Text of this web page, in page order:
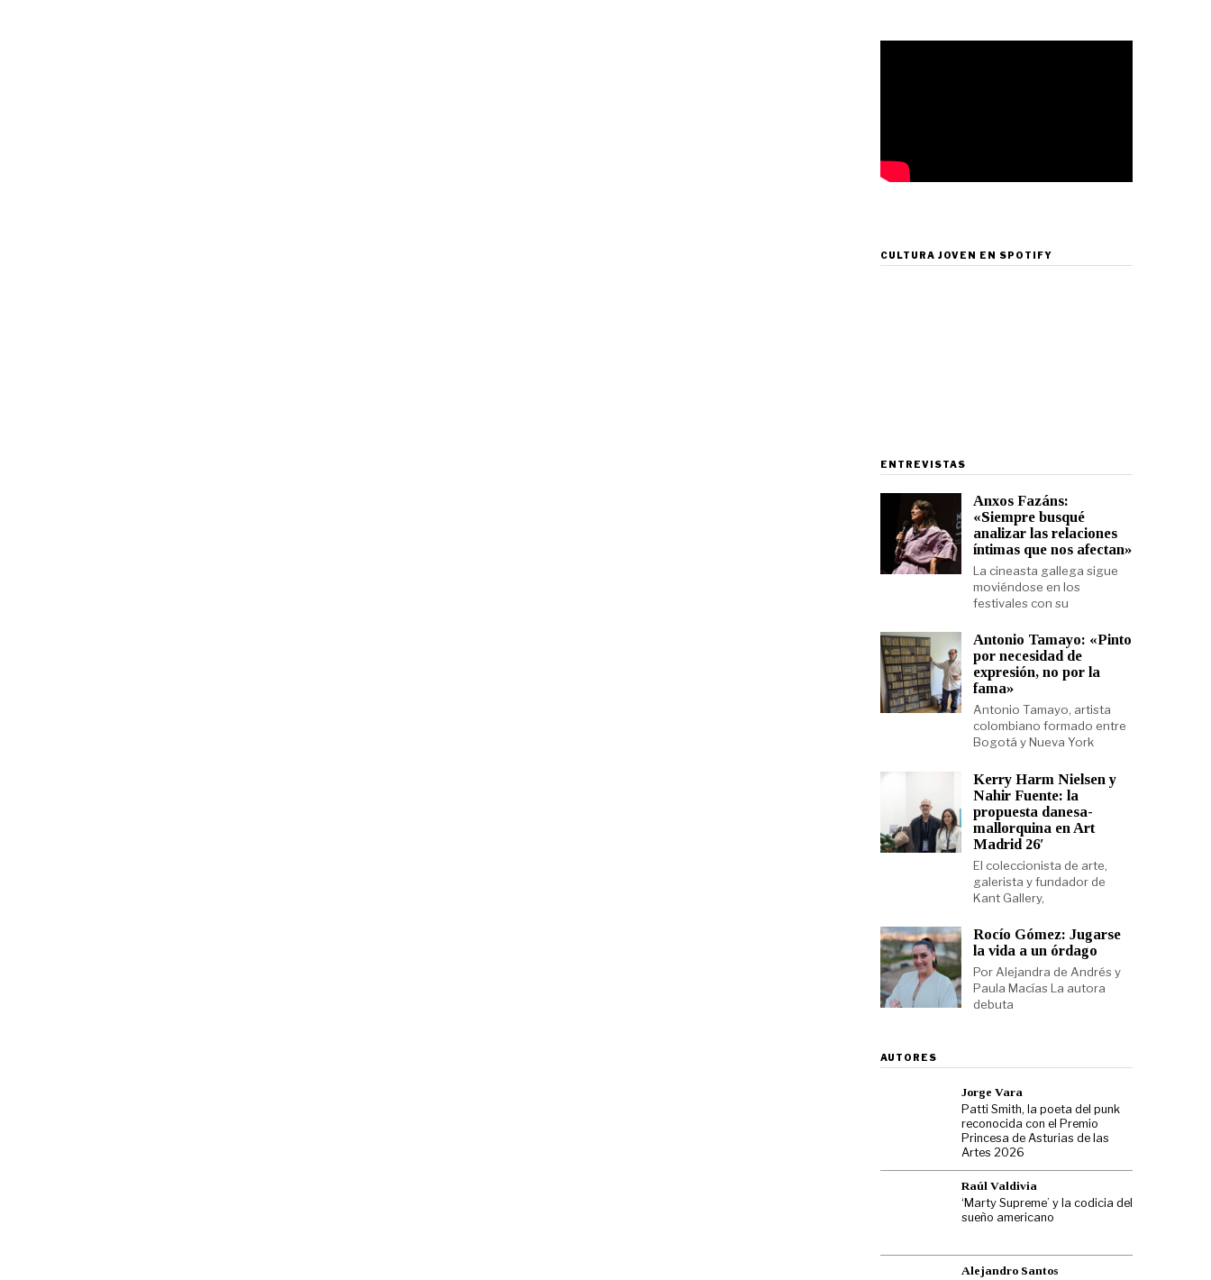
CULTURA JOVEN EN SPOTIFY
ENTREVISTAS
Anxos Fazáns:
«Siempre busqué
analizar las relaciones
íntimas que nos afectan»
La cineasta gallega sigue
moviéndose en los
festivales con su
Antonio Tamayo: «Pinto
por necesidad de
expresión, no por la
fama»
Antonio Tamayo, artista
colombiano formado entre
Bogotá y Nueva York
Kerry Harm Nielsen y
Nahir Fuente: la
propuesta danesa-
mallorquina en Art
Madrid 26′
El coleccionista de arte,
galerista y fundador de
Kant Gallery,
Rocío Gómez: Jugarse
la vida a un órdago
Por Alejandra de Andrés y
Paula Macías La autora
debuta
AUTORES
Jorge Vara
Patti Smith, la poeta del punk
reconocida con el Premio
Princesa de Asturias de las
Artes 2026
Raúl Valdivia
‘Marty Supreme’ y la codicia del
sueño americano
Alejandro Santos